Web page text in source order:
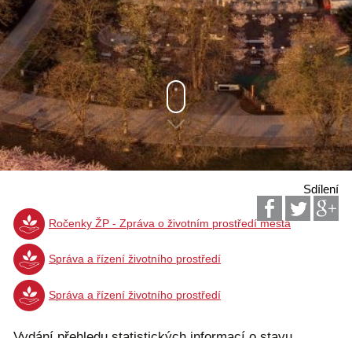
Sdílení
Ročenky ŽP - Zpráva o životním prostředí města
Správa a řízení životního prostředí
Správa a řízení životního prostředí